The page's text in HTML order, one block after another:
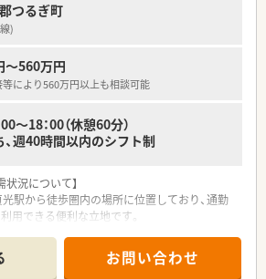
つるぎ町
)
～560万円
により560万円以上も相談可能
～18：00（休憩60分）
週40時間以内のシフト制
状況について】
駅から徒歩圏内の場所に位置しており、通勤
用できる便利な立地です。
枚程度を受け付けています。
名から3名体制で業務を行っており、一人ひと
お問い合わせ